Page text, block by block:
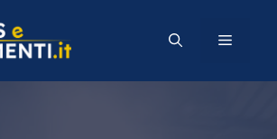
MENU